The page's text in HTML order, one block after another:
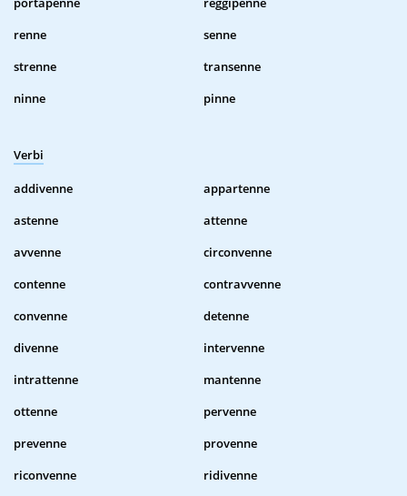
renne
senne
strenne
transenne
ninne
pinne
Verbi
addivenne
appartenne
astenne
attenne
avvenne
circonvenne
contenne
contravvenne
convenne
detenne
divenne
intervenne
intrattenne
mantenne
ottenne
pervenne
prevenne
provenne
riconvenne
ridivenne